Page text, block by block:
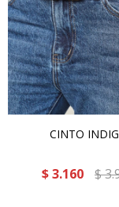
CINTO
$ 3.160 $